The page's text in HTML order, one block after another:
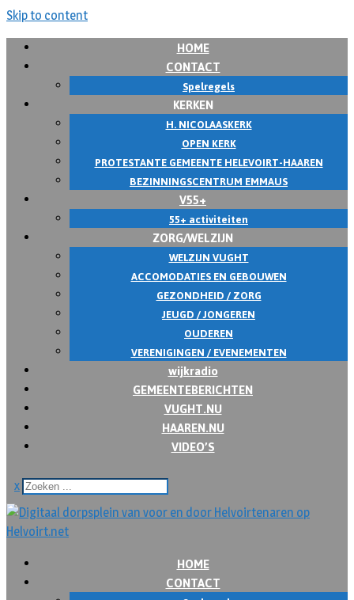
Skip to content
HOME
CONTACT
Spelregels
KERKEN
H. NICOLAASKERK
OPEN KERK
PROTESTANTE GEMEENTE HELEVOIRT-HAAREN
BEZINNINGSCENTRUM EMMAUS
V55+
55+ activiteiten
ZORG/WELZIJN
WELZIJN VUGHT
ACCOMODATIES EN GEBOUWEN
GEZONDHEID / ZORG
JEUGD / JONGEREN
OUDEREN
VERENIGINGEN / EVENEMENTEN
wijkradio
GEMEENTEBERICHTEN
VUGHT.NU
HAAREN.NU
VIDEO’S
x
HOME
CONTACT